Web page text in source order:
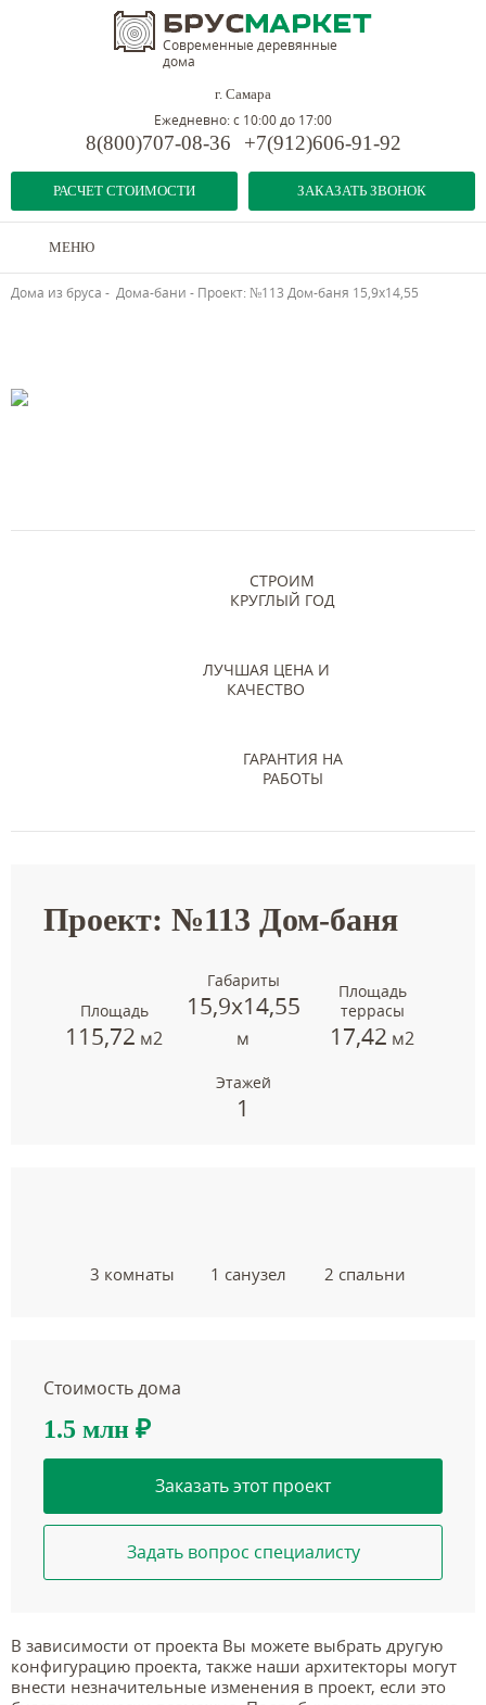
Современные деревянные
дома
г. Самара
РАСЧЕТ СТОИМОСТИ
Ежедневно: с 10:00 до 17:00
8(800)707-08-36 +7(912)606-91-92
ЗАКАЗАТЬ ЗВОНОК
МЕНЮ
Дома из бруса - Дома-бани - Проект: №113 Дом-баня 15,9х14,55
СТРОИМ
КРУГЛЫЙ ГОД
ЛУЧШАЯ ЦЕНА И
КАЧЕСТВО
ГАРАНТИЯ НА
РАБОТЫ
Проект: №113 Дом-баня
Площадь
115,72 м2
Габариты
15,9х14,55
м
Площадь
террасы
17,42 м2
Этажей
1
3 комнаты 1 санузел 2 спальни
Стоимость дома
1.5 млн ₽
Заказать этот проект
Задать вопрос специалисту
В зависимости от проекта Вы можете выбрать другую
конфигурацию проекта, также наши архитекторы могут
внести незначительные изменения в проект, если это